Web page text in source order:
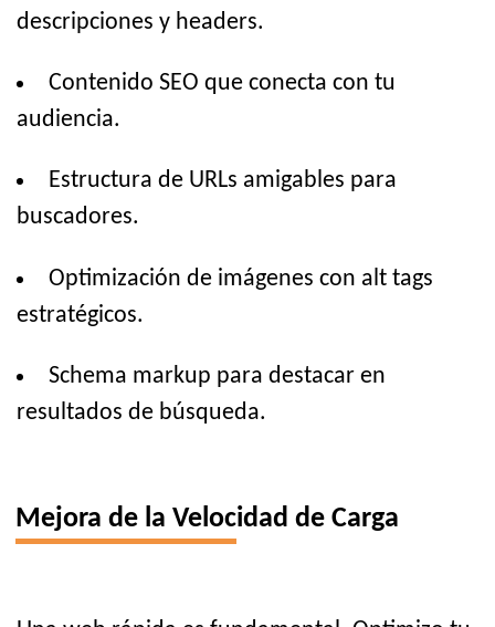
descripciones y headers.
Contenido SEO que conecta con tu
audiencia.
Estructura de URLs amigables para
buscadores.
Optimización de imágenes con alt tags
estratégicos.
Schema markup para destacar en
resultados de búsqueda.
Mejora de la Velocidad de Carga